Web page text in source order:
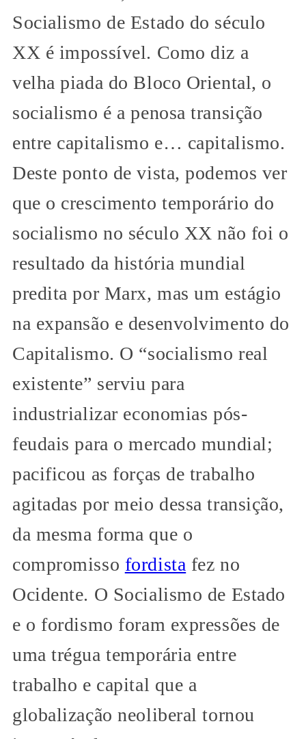
Socialismo de Estado do século
XX é impossível. Como diz a
velha piada do Bloco Oriental, o
socialismo é a penosa transição
entre capitalismo e… capitalismo.
Deste ponto de vista, podemos ver
que o crescimento temporário do
socialismo no século XX não foi o
resultado da história mundial
predita por Marx, mas um estágio
na expansão e desenvolvimento do
Capitalismo. O “socialismo real
existente” serviu para
industrializar economias pós-
feudais para o mercado mundial;
pacificou as forças de trabalho
agitadas por meio dessa transição,
da mesma forma que o
compromisso fordista fez no
Ocidente. O Socialismo de Estado
e o fordismo foram expressões de
uma trégua temporária entre
trabalho e capital que a
globalização neoliberal tornou